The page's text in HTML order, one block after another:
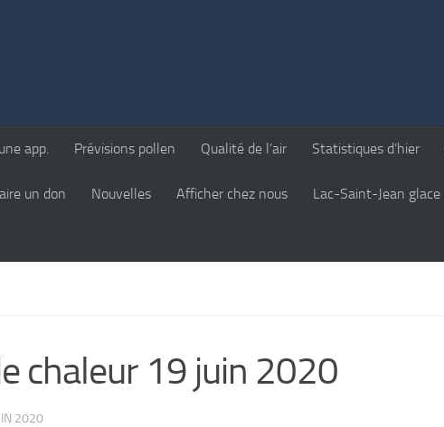
app. Prévisions pollen Qualité de l’air Statistiques d’hier
un don Nouvelles Afficher chez nous Lac-Saint-Jean glace
chaleur 19 juin 2020
2020